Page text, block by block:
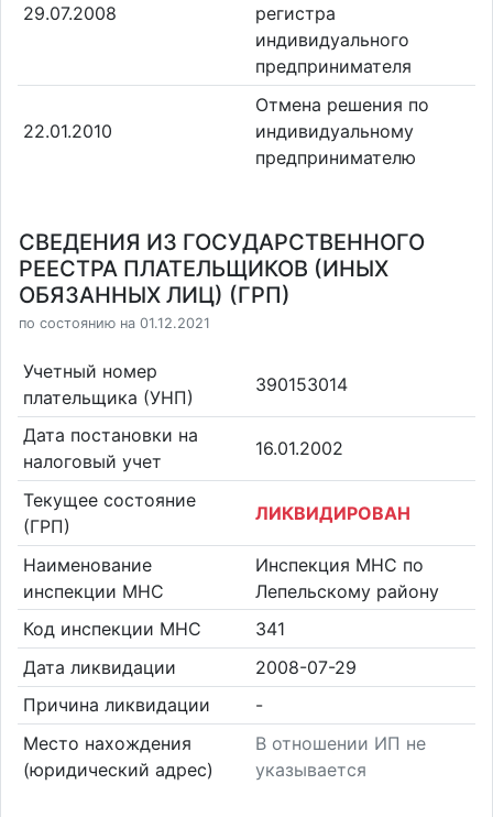
29.07.2008
регистра
индивидуального
предпринимателя
22.01.2010
Отмена решения по
индивидуальному
предпринимателю
СВЕДЕНИЯ ИЗ ГОСУДАРСТВЕННОГО
РЕЕСТРА ПЛАТЕЛЬЩИКОВ (ИНЫХ
ОБЯЗАННЫХ ЛИЦ) (ГРП)
по состоянию на 01.12.2021
Учетный номер
плательщика (УНП)
390153014
Дата постановки на
налоговый учет
16.01.2002
Текущее состояние
(ГРП)
ЛИКВИДИРОВАН
Наименование
инспекции МНС
Инспекция МНС по
Лепельскому району
Код инспекции МНС
341
Дата ликвидации
2008-07-29
Причина ликвидации
-
Место нахождения
(юридический адрес)
В отношении ИП не
указывается